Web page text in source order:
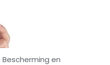
Bescherming en